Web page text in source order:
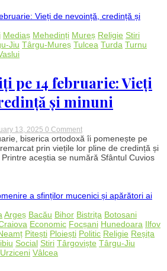
plasament
Mehedinți:
Adolescent
înjunghiat
grup
de
10
tineri
Mediaș Mehedinți Mureș Religie Stiri
Jiu Târgu-Mureș Tulcea Turda Turnu
pe 14 februarie: Vieți
și minuni
13, 2025 0 Commenton
Sfinții
prăznuiți
pe
14
nevoință,
și
minuni
biserica ortodoxă îi pomenește pe
prin viețile lor pline de credință și
aceștia se numără Sfântul Cuvios
Argeș Bacău Bihor Bistrița Botosani
Economic Focșani Hunedoara Ilfov
Pitești Ploiești Politic Religie Reșița
Social Stiri Târgoviște Târgu-Jiu
Urziceni Vâlcea